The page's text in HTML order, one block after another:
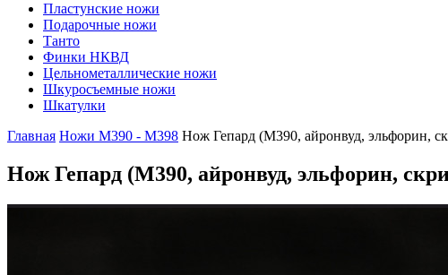
Пластунские ножи
Подарочные ножи
Танто
Финки НКВД
Цельнометаллические ножи
Шкуросъемные ножи
Шкатулки
Главная Ножи М390 - М398 Нож Гепард (М390, айронвуд, эльфорин,
Нож Гепард (М390, айронвуд, эльфорин,